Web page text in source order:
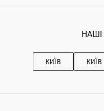
КИЇВ КИЇВ